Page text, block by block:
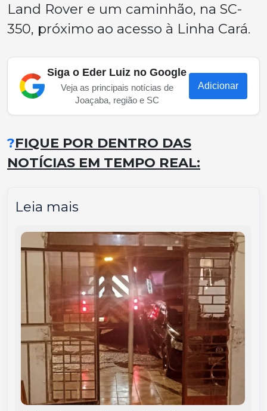
Land Rover e um caminhão, na SC-
350, próximo ao acesso à Linha Cará.
Siga o Eder Luiz no Google
Veja as principais notícias de
Joaçaba, região e SC
Adicionar
?FIQUE POR DENTRO DAS
NOTÍCIAS EM TEMPO REAL:
Leia mais